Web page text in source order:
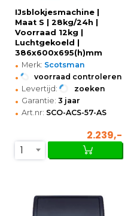
IJsblokjesmachine |
Maat S | 28kg/24h |
Voorraad 12kg |
Luchtgekoeld |
386x600x695(h)mm
• Merk: Scotsman
• voorraad controleren
• Levertijd: zoeken
• Garantie: 3 jaar
• Art.nr: SCO-ACS-57-AS
2.239,-
1